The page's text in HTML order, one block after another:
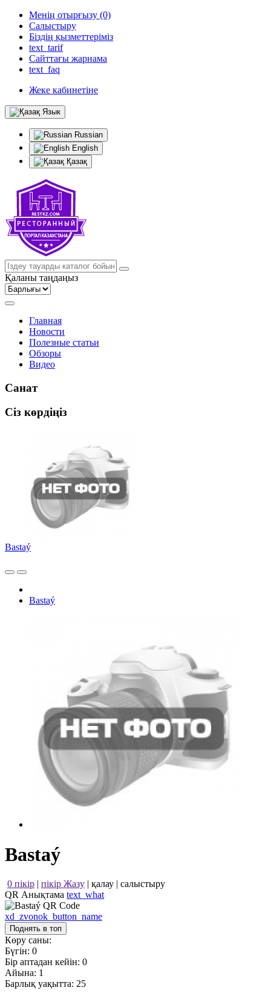
Менің отырғызу (0)
Салыстыру
Біздің қызметтеріміз
text_tarif
Сайттағы жарнама
text_faq
Жеке кабинетіне
Язык
Russian
English
Қазақ
Қаланы таңдаңыз
Главная
Новости
Полезные статьи
Обзоры
Видео
Санат
Сіз көрдіңіз
Bastaý
Bastaý
Bastaý
0 пікір | пікір Жазу | қалау | салыстыру
QR Анықтама text_what
xd_zvonok_button_name
Поднять в топ
Көру саны:
Бүгін: 0
Бір аптадан кейін: 0
Айына: 1
Барлық уақытта: 25